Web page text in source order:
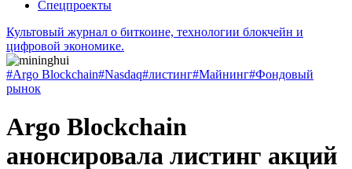
Спецпроекты
Культовый журнал о биткоине, технологии блокчейн и
цифровой экономике.
#Argo Blockchain#Nasdaq#листинг#Майнинг#Фондовый
рынок
Argo Blockchain
анонсировала листинг акций